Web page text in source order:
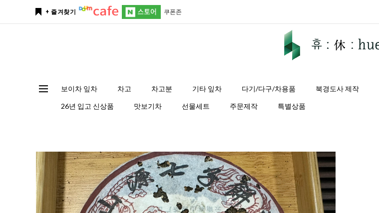
+ 즐겨찾기 쿠폰존
보이차 잎차 차고 차고분 기타 잎차 다기/다구/차용품 북경도사 제작
26년 입고 신상품 맛보기차 선물세트 주문제작 특별상품